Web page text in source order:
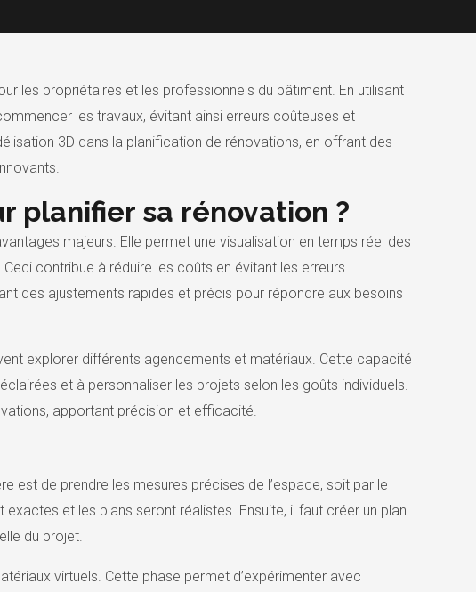
les propriétaires et les professionnels du bâtiment. En utilisant
les travaux, évitant ainsi erreurs coûteuses et
3D dans la planification de rénovations, en offrant des
planifier sa rénovation ?
majeurs. Elle permet une visualisation en temps réel des
contribue à réduire les coûts en évitant les erreurs
des ajustements rapides et précis pour répondre aux besoins
explorer différents agencements et matériaux. Cette capacité
et à personnaliser les projets selon les goûts individuels.
apportant précision et efficacité.
est de prendre les mesures précises de l’espace, soit par le
et les plans seront réalistes. Ensuite, il faut créer un plan
du projet.
virtuels. Cette phase permet d’expérimenter avec